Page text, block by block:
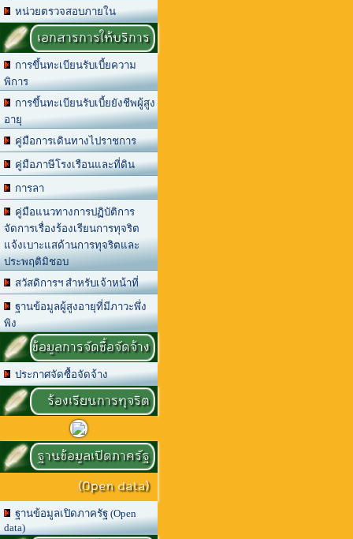
หน่วยตรวจสอบภายใน
เอกสารการให้บริการ
การขึ้นทะเบียนรับเบี้ยความ
พิการ
การขึ้นทะเบียนรับเบี้ยยังชีพผู้สูง
อายุ
คู่มือการเดินทางไปราชการ
คู่มือภาษีโรงเรือนและที่ดิน
การลา
คู่มือแนวทางการปฏิบัติการ
จัดการเรื่องร้องเรียนการทุจริต
แจ้งเบาะแสด้านการทุจริตและ
ประพฤติมิชอบ
สวัสดิการฯ สำหรับเจ้าหน้าที่
ฐานข้อมูลผู้สูงอายุที่มีภาวะพึ่ง
พิง
ข้อมูลการจัดซื้อจัดจ้าง
ประกาศจัดซื้อจัดจ้าง
ร้องเรียนการทุจริต
ฐานข้อมูลเปิดภาครัฐ
(Open data)
ฐานข้อมูลเปิดภาครัฐ (Open
data)